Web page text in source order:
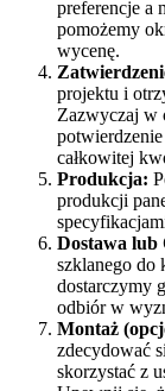
preferencje a
pomożemy
wycenę.
projektu i
Zazwyczaj w
całkowitej
Produkcja:
produkcji
Dostawa lub
szklanego do
dostarczymy
odbiór w
Montaż
zdecydować
skorzystać z